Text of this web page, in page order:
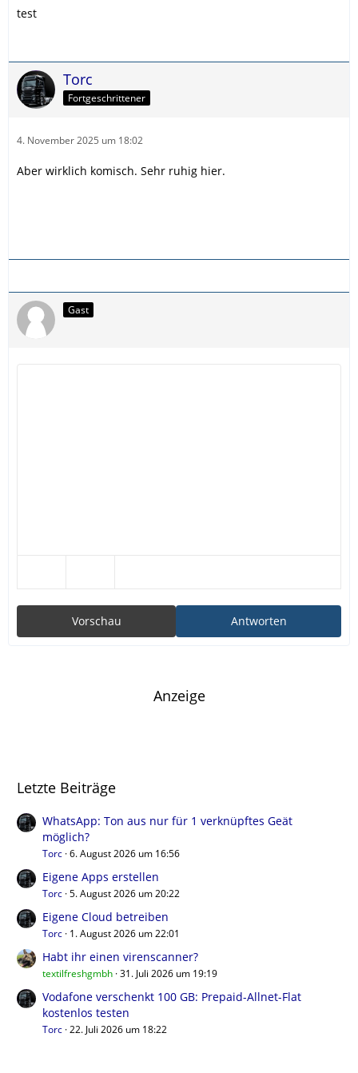
test
Torc
Fortgeschrittener
4. November 2025 um 18:02
Aber wirklich komisch. Sehr ruhig hier.
Gast
Antworten
Vorschau
Anzeige
Letzte Beiträge
WhatsApp: Ton aus nur für 1 verknüpftes Geät
möglich?
Torc 6. August 2026 um 16:56
Eigene Apps erstellen
Torc 5. August 2026 um 20:22
Eigene Cloud betreiben
Torc 1. August 2026 um 22:01
Habt ihr einen virenscanner?
textilfreshgmbh 31. Juli 2026 um 19:19
Vodafone verschenkt 100 GB: Prepaid-Allnet-Flat
kostenlos testen
Torc 22. Juli 2026 um 18:22